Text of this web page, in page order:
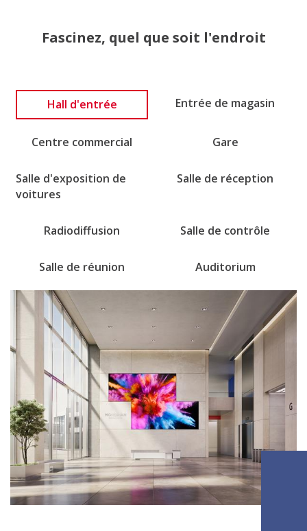
Fascinez, quel que soit l'endroit
Hall d'entrée Entrée de magasin
Centre commercial Gare
Salle d'exposition de
voitures
Salle de réception
Radiodiffusion Salle de contrôle
Salle de réunion Auditorium